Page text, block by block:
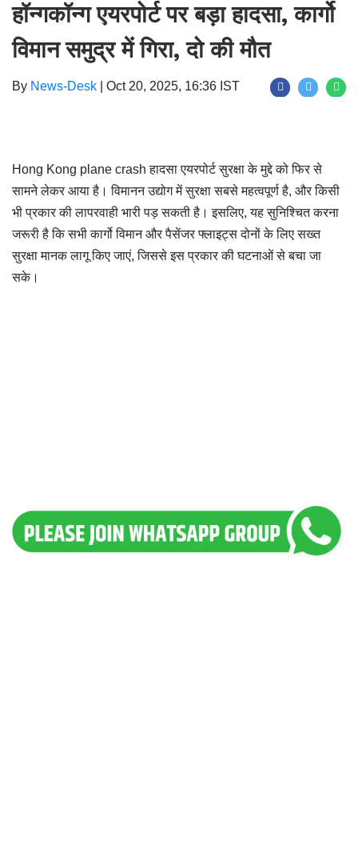
हॉन्गकॉन्ग एयरपोर्ट पर बड़ा हादसा, कार्गो
विमान समुद्र में गिरा, दो की मौत
By News-Desk Oct 20, 2025, 16:36 IST
Hong Kong plane crash हादसा एयरपोर्ट सुरक्षा के मुद्दे को फिर से
सामने लेकर आया है। विमानन उद्योग में सुरक्षा सबसे महत्वपूर्ण है, और किसी
भी प्रकार की लापरवाही भारी पड़ सकती है। इसलिए, यह सुनिश्चित करना
जरूरी है कि सभी कार्गो विमान और पैसेंजर फ्लाइट्स दोनों के लिए सख्त
सुरक्षा मानक लागू किए जाएं, जिससे इस प्रकार की घटनाओं से बचा जा
सके।